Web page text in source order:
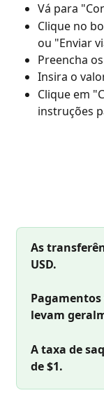
Vá para
Clique no
ou "Enviar
Preencha
Insira o
Clique em
instruções
As
USD.
levam
A taxa de
de $1.